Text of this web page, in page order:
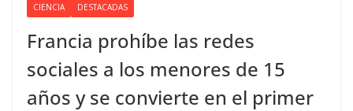
CIENCIA DESTACADAS
Francia prohíbe las redes
sociales a los menores de 15
años y se convierte en el primer